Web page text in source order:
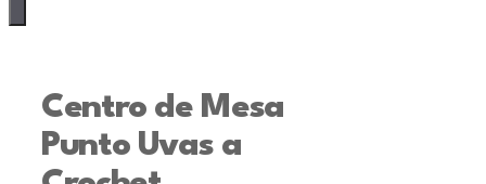
Centro de Mesa
Punto Uvas a